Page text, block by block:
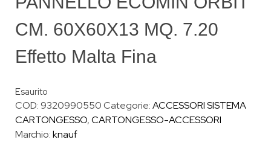
CM. 60X60X13 MQ. 7.20
Effetto Malta Fina
Esaurito
COD:9320990550Categorie:ACCESSORI SISTEMA
CARTONGESSO,CARTONGESSO-ACCESSORI
Marchio:knauf